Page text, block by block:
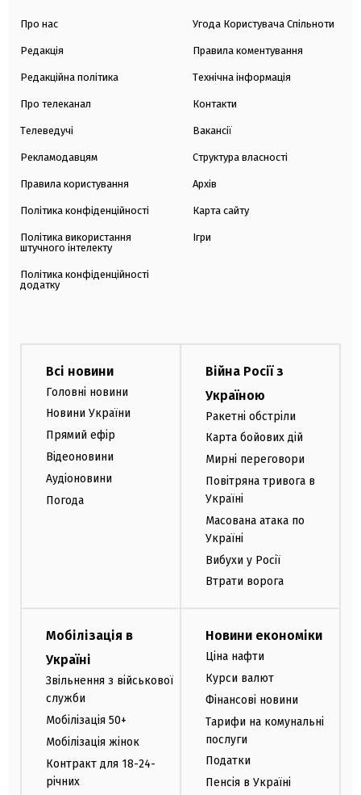
Про нас
Редакція
Редакційна політика
Про телеканал
Телеведучі
Рекламодавцям
Правила користування
Політика конфіденційності
Політика використання
штучного інтелекту
Політика конфіденційності
додатку
Угода Користувача Спільноти
Правила коментування
Технічна інформація
Контакти
Вакансії
Структура власності
Архів
Карта сайту
Ігри
Всі новини
Головні новини
Новини України
Прямий ефір
Відеоновини
Аудіоновини
Погода
Війна Росії з
Україною
Ракетні обстріли
Карта бойових дій
Мирні переговори
Повітряна тривога в
Україні
Масована атака по
Україні
Вибухи у Росії
Втрати ворога
Мобілізація в
Україні
Звільнення з військової
служби
Мобілізація 50+
Мобілізація жінок
Контракт для 18-24-
річних
Новини економіки
Ціна нафти
Курси валют
Фінансові новини
Тарифи на комунальні
послуги
Податки
Пенсія в Україні